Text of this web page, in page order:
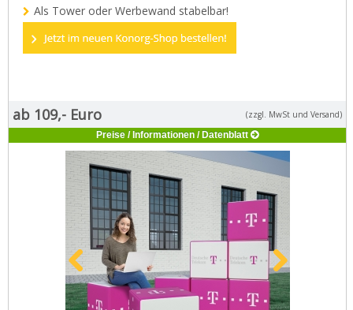
Als Tower oder Werbewand stabelbar!
ab 109,- Euro
(zzgl. MwSt und Versand)
Preise / Informationen / Datenblatt